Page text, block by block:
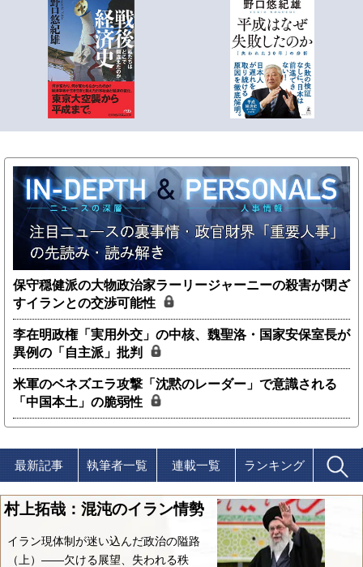
保守穏健派の大物政治家ラーリージャーニーの殺害が閉ざ
すイランとの交渉可能性
李在明政権「実用外交」の中核、魏聖洛・国家安保室長が
異例の「自主派」批判
米軍のベネズエラ攻撃「沈黙のレーダー」で意識される
「中国本土」の脆弱性
最新記事 執筆者一覧 連載一覧 ランキング
村上拓哉：混沌のイラン情勢
イラン現体制が迷い込んだ政治の隘路
（上）――欠ける展望、失われる秩